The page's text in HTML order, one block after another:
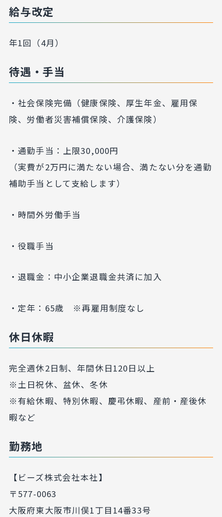
給与改定
年1回（4月）
待遇・手当
・社会保険完備（健康保険、厚生年金、雇用保
険、労働者災害補償保険、介護保険）
・通勤手当：上限30,000円
（実費が2万円に満たない場合、満たない分を通勤
補助手当として支給します）
・時間外労働手当
・役職手当
・退職金：中小企業退職金共済に加入
・定年：65歳 ※再雇用制度なし
休日休暇
完全週休2日制、年間休日120日以上
※土日祝休、盆休、冬休
※有給休暇、特別休暇、慶弔休暇、産前・産後休
暇など
勤務地
【ビーズ株式会社本社】
〒577-0063
大阪府東大阪市川俣1丁目14番33号